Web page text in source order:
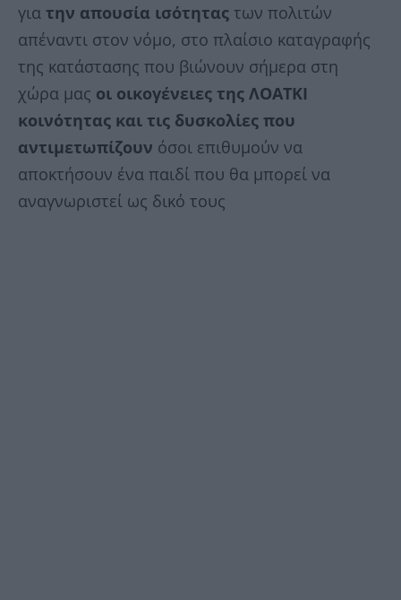
για την απουσία ισότητας των πολιτών
απέναντι στον νόμο, στο πλαίσιο καταγραφής
της κατάστασης που βιώνουν σήμερα στη
χώρα μας οι οικογένειες της ΛΟΑΤΚΙ
κοινότητας και τις δυσκολίες που
αντιμετωπίζουν όσοι επιθυμούν να
αποκτήσουν ένα παιδί που θα μπορεί να
αναγνωριστεί ως δικό τους